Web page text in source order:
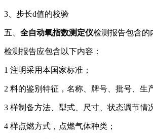
3、步长d值的校验
五、 全自动氧指数测定仪检测报告包含的
检测报告应包含以下内容：
1 注明采用本国家标准；
2 料的鉴别特征，名称、牌号、批号、生
3 样制备方法、型式、尺寸、状态调节情
4 样点燃方式，点燃气体种类；